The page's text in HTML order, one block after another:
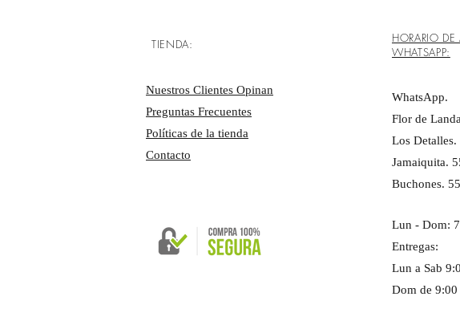
TIENDA:
Nuestros Clientes Opinan
Preguntas Frecuentes
Políticas de la tienda
Contacto
HORARIO
WHATSAPP:
WhatsApp.
Flor de
Los
Jamaiquita.
Buchones.
Lun - Dom:
Entregas:
Lun a Sab
Dom de